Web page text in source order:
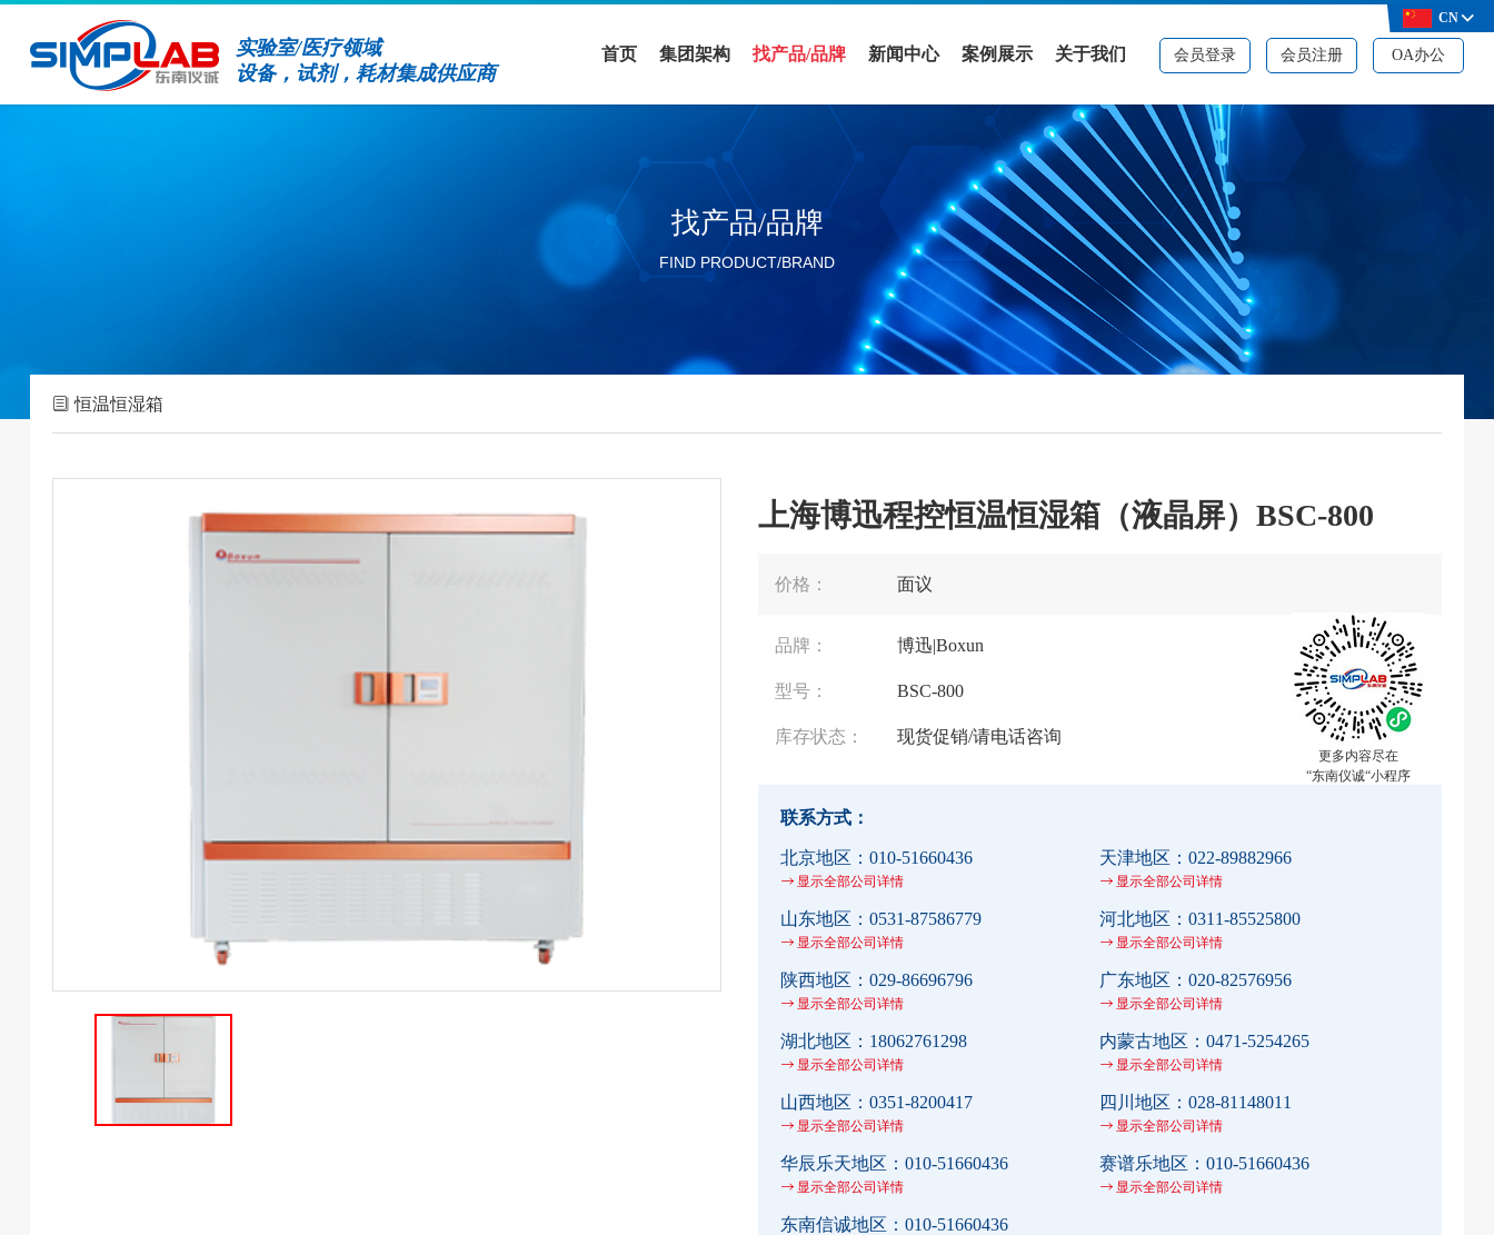
实验室/医疗领域
设备，试剂，耗材集成供应商
会员登录 会员注册 OA办公
首页 集团架构
实验室设备领域
找产品/品牌 新闻中心
公司新闻
活动展会
行业新闻
分公司新闻
案例展示
案例展示
解决方案
关于我们
公司简介
品牌资质
CN
找产品/品牌
FIND PRODUCT/BRAND
恒温恒湿箱
上海博迅程控恒温恒湿箱（液晶屏）BSC-800
价格： 面议
更多内容尽在
“东南仪诚“小程序
品牌： 博迅|Boxun
型号： BSC-800
库存状态： 现货促销/请电话咨询
联系方式：
北京地区： 010-51660436
显示全部公司详情
天津地区：022-89882966
显示全部公司详情
山东地区： 0531-87586779
显示全部公司详情
河北地区：0311-85525800
显示全部公司详情
陕西地区： 029-86696796
显示全部公司详情
广东地区：020-82576956
显示全部公司详情
湖北地区： 18062761298
显示全部公司详情
内蒙古地区：0471-5254265
显示全部公司详情
山西地区： 0351-8200417
显示全部公司详情
四川地区：028-81148011
显示全部公司详情
华辰乐天地区： 010-51660436
显示全部公司详情
赛谱乐地区：010-51660436
显示全部公司详情
东南信诚地区： 010-51660436